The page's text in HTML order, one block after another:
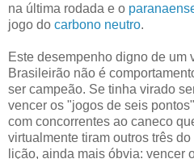
na última rodada e o
jogo do carbono neutro.
Este desempenho digno de um
Brasileirão não é
ser campeão. Se tinha virado
vencer os "jogos de seis
com concorrentes ao caneco
virtualmente tiram outros três
lição, ainda mais óbvia: vencer